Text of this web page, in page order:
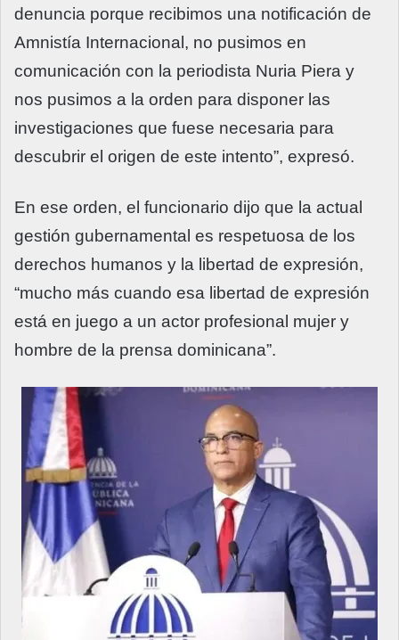
denuncia porque recibimos una notificación de
Amnistía Internacional, no pusimos en
comunicación con la periodista Nuria Piera y
nos pusimos a la orden para disponer las
investigaciones que fuese necesaria para
descubrir el origen de este intento”, expresó.
En ese orden, el funcionario dijo que la actual
gestión gubernamental es respetuosa de los
derechos humanos y la libertad de expresión,
“mucho más cuando esa libertad de expresión
está en juego a un actor profesional mujer y
hombre de la prensa dominicana”.